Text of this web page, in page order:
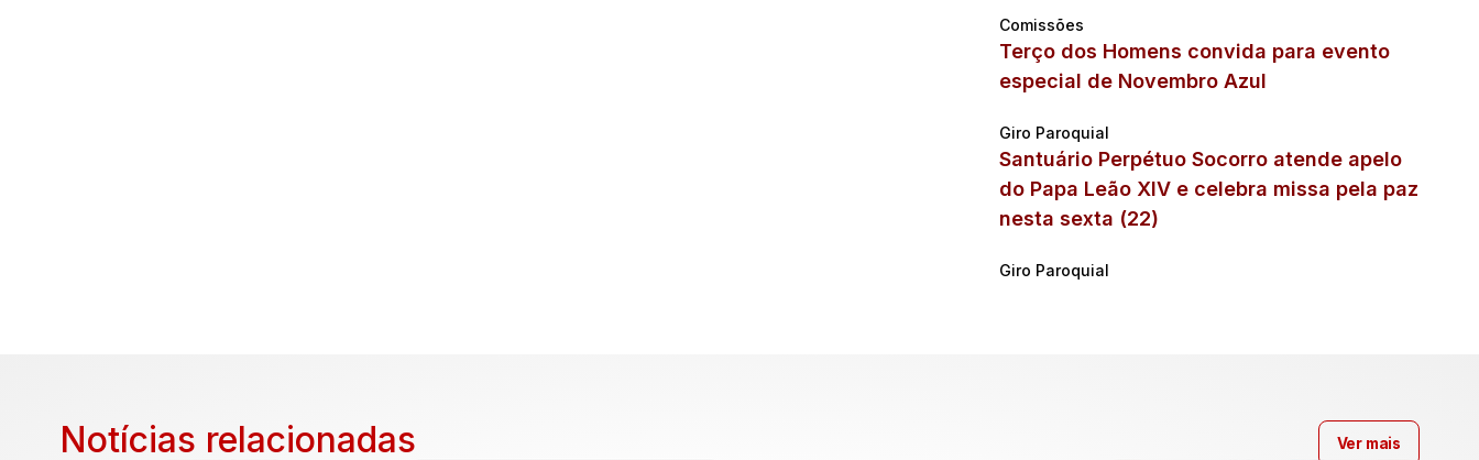
Comissões
Terço dos Homens convida para evento
especial de Novembro Azul
Giro Paroquial
Santuário Perpétuo Socorro atende apelo
do Papa Leão XIV e celebra missa pela paz
nesta sexta (22)
Giro Paroquial
Notícias relacionadas Ver mais